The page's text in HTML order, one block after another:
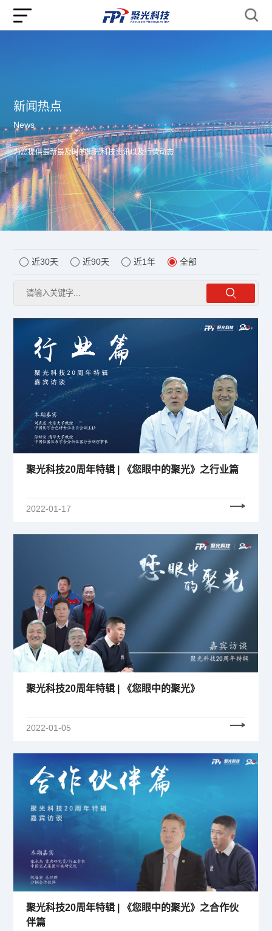
新闻热点
News
为您提供最新最及时的聚光科技资讯以及行情动态
近30天 近90天 近1年 全部
聚光科技20周年特辑 | 《您眼中的聚光》之行业篇
2022-01-17
聚光科技20周年特辑 | 《您眼中的聚光》
2022-01-05
聚光科技20周年特辑 | 《您眼中的聚光》之合作伙
伴篇